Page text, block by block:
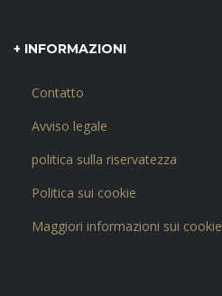
+ INFORMAZIONI
Contatto
Avviso legale
politica sulla riservatezza
Politica sui cookie
Maggiori informazioni sui cookie